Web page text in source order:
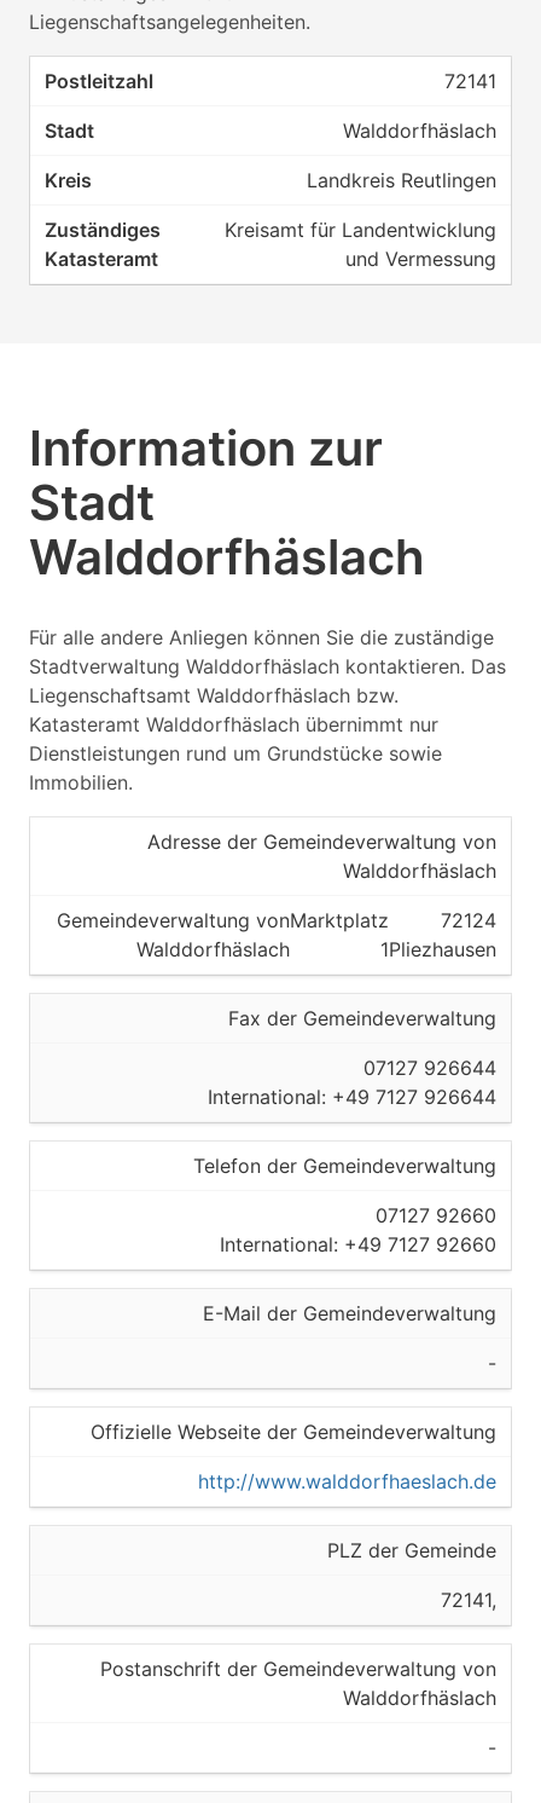
Liegenschaftsangelegenheiten.
72141
Walddorfhäslach
Landkreis Reutlingen
Kreisamt für Landentwicklung
und Vermessung
Information zur
Stadt
Walddorfhäslach
Für alle andere Anliegen können Sie die zuständige
Stadtverwaltung Walddorfhäslach kontaktieren. Das
Liegenschaftsamt Walddorfhäslach bzw.
Katasteramt Walddorfhäslach übernimmt nur
Dienstleistungen rund um Grundstücke sowie
Immobilien.
Adresse der Gemeindeverwaltung von
Walddorfhäslach
Gemeindeverwaltung von
Walddorfhäslach
Marktplatz
1
72124
Pliezhausen
Fax der Gemeindeverwaltung
07127 926644
International: +49 7127 926644
Telefon der Gemeindeverwaltung
07127 92660
International: +49 7127 92660
E-Mail der Gemeindeverwaltung
-
Offizielle Webseite der Gemeindeverwaltung
http://www.walddorfhaeslach.de
PLZ der Gemeinde
72141,
Postanschrift der Gemeindeverwaltung von
Walddorfhäslach
-